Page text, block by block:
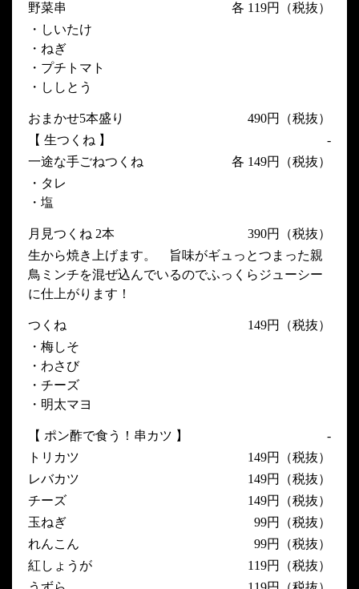
野菜串
各 119円（税抜）
・しいたけ
・ねぎ
・プチトマト
・ししとう
おまかせ5本盛り
490円（税抜）
【 生つくね 】
-
一途な手ごねつくね
各 149円（税抜）
・タレ
・塩
月見つくね 2本
390円（税抜）
生から焼き上げます。 旨味がギュっとつまった親
鳥ミンチを混ぜ込んでいるのでふっくらジューシー
に仕上がります！
つくね
149円（税抜）
・梅しそ
・わさび
・チーズ
・明太マヨ
【 ポン酢で食う！串カツ 】
-
トリカツ
149円（税抜）
レバカツ
149円（税抜）
チーズ
149円（税抜）
玉ねぎ
99円（税抜）
れんこん
99円（税抜）
紅しょうが
119円（税抜）